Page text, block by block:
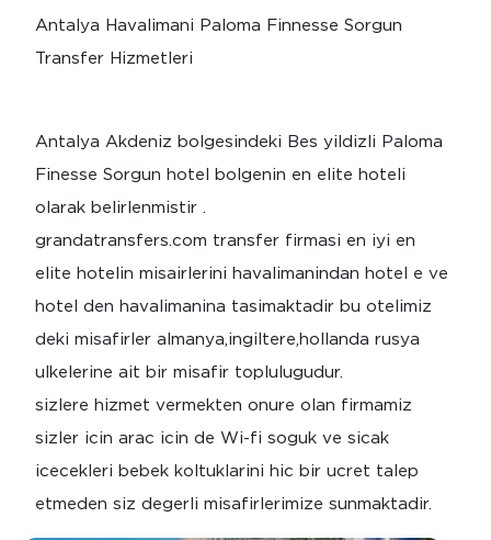
Antalya Havalimani Paloma Finnesse Sorgun
Transfer Hizmetleri
Antalya Akdeniz bolgesindeki Bes yildizli Paloma
Finesse Sorgun hotel bolgenin en elite hoteli
olarak belirlenmistir .
grandatransfers.com transfer firmasi en iyi en
elite hotelin misairlerini havalimanindan hotel e ve
hotel den havalimanina tasimaktadir bu otelimiz
deki misafirler almanya,ingiltere,hollanda rusya
ulkelerine ait bir misafir toplulugudur.
sizlere hizmet vermekten onure olan firmamiz
sizler icin arac icin de Wi-fi soguk ve sicak
icecekleri bebek koltuklarini hic bir ucret talep
etmeden siz degerli misafirlerimize sunmaktadir.